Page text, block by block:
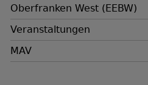
Oberfranken West (EEBW)
Veranstaltungen
MAV